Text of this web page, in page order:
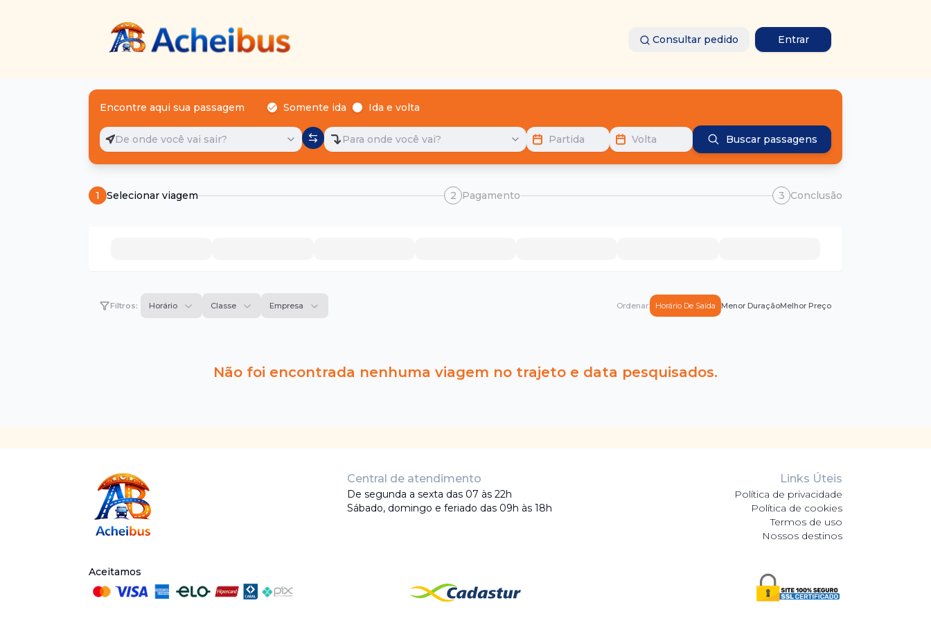
Consultar pedido Entrar
Encontre aqui sua passagem Somente ida Ida e volta
De onde você vai sair? Para onde você vai? Partida Volta Buscar passagens
1 Selecionar viagem 2 Pagamento 3 Conclusão
Filtros: Horário Classe Empresa Ordenar: Horário De Saída Menor DuraçãoMelhor Preço
Não foi encontrada nenhuma viagem no trajeto e data pesquisados.
Central de atendimento
De segunda a sexta das 07 às 22h
Sábado, domingo e feriado das 09h às 18h
Links Úteis
Política de privacidade
Política de cookies
Termos de uso
Nossos destinos
Aceitamos